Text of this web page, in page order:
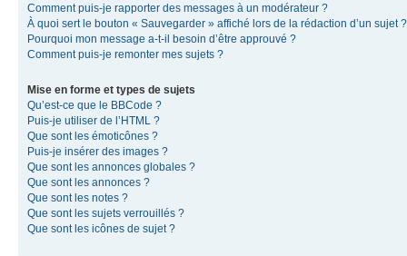
Comment puis-je rapporter des messages à un modérateur ?
À quoi sert le bouton « Sauvegarder » affiché lors de la rédaction d’un sujet ?
Pourquoi mon message a-t-il besoin d’être approuvé ?
Comment puis-je remonter mes sujets ?
Mise en forme et types de sujets
Qu’est-ce que le BBCode ?
Puis-je utiliser de l’HTML ?
Que sont les émoticônes ?
Puis-je insérer des images ?
Que sont les annonces globales ?
Que sont les annonces ?
Que sont les notes ?
Que sont les sujets verrouillés ?
Que sont les icônes de sujet ?